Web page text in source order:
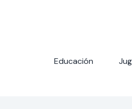
Educación